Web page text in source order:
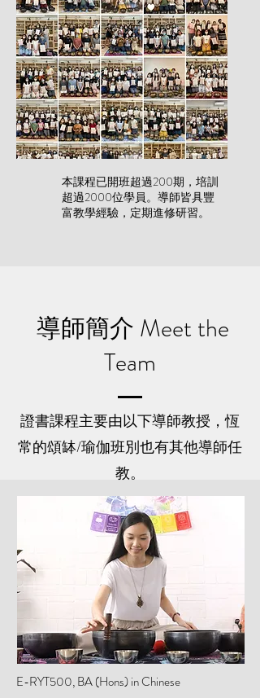
本課程已開班超過200期，培訓
超過2000位學員。導師皆具豐
富教學經驗，定期進修研習。
導師簡介 Meet the
Team
證書課程主要由以下導師教授，恆
常的頌缽/瑜伽班別也有其他導師任
教。
E-RYT500, BA (Hons) in Chinese